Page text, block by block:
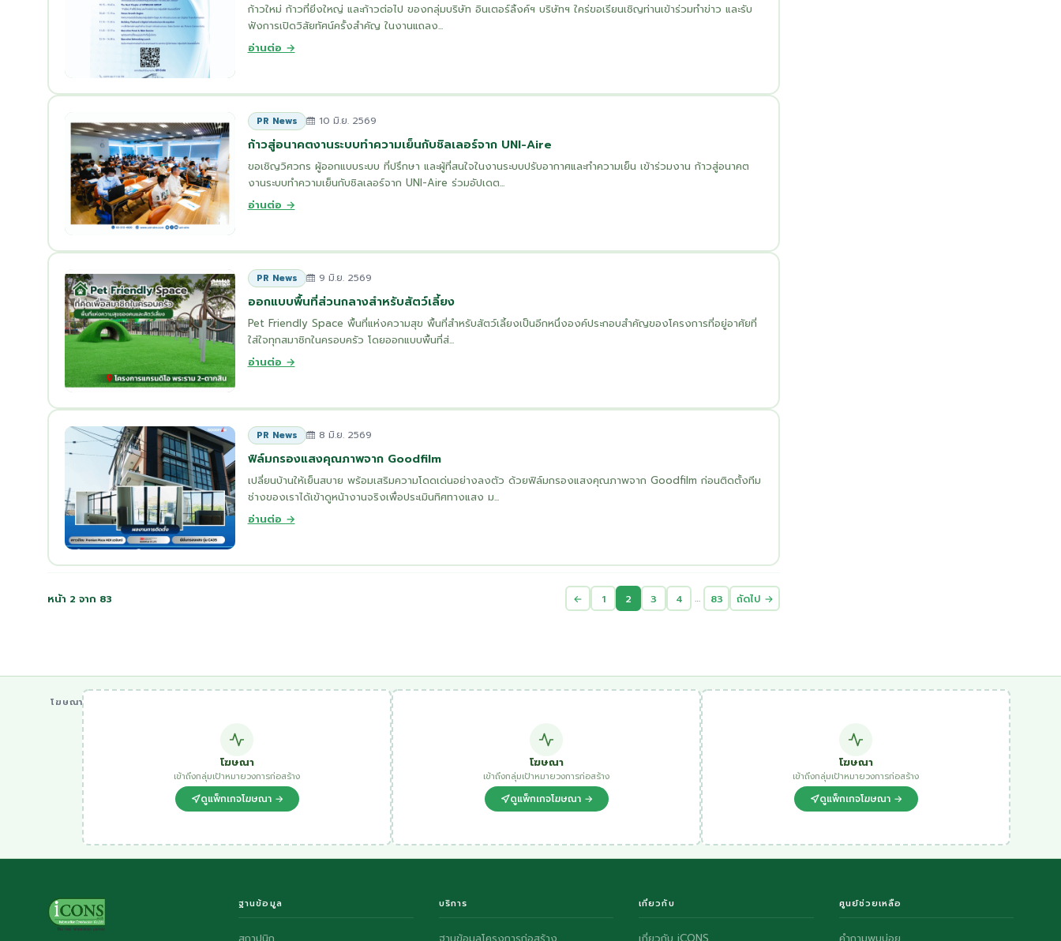
ก้าวใหม่ ก้าวที่ยิ่งใหญ่ และก้าวต่อไป ของกลุ่มบริษัท อินเตอร์ลิ้งค์ฯ บริษัทฯ ใคร่ขอเรียนเชิญท่านเข้าร่วมทำข่าว และรับ
ฟังการเปิดวิสัยทัศน์ครั้งสำคัญ ในงานแถลง...
อ่านต่อ →
PR News 10 มิ.ย. 2569
ก้าวสู่อนาคตงานระบบทำความเย็นกับชิลเลอร์จาก UNI-Aire
ขอเชิญวิศวกร ผู้ออกแบบระบบ ที่ปรึกษา และผู้ที่สนใจในงานระบบปรับอากาศและทำความเย็น เข้าร่วมงาน ก้าวสู่อนาคต
งานระบบทำความเย็นกับชิลเลอร์จาก UNI-Aire ร่วมอัปเดต...
อ่านต่อ →
PR News 9 มิ.ย. 2569
ออกแบบพื้นที่ส่วนกลางสำหรับสัตว์เลี้ยง
Pet Friendly Space พื้นที่แห่งความสุข พื้นที่สำหรับสัตว์เลี้ยงเป็นอีกหนึ่งองค์ประกอบสำคัญของโครงการที่อยู่อาศัยที่
ใส่ใจทุกสมาชิกในครอบครัว โดยออกแบบพื้นที่ส่...
อ่านต่อ →
PR News 8 มิ.ย. 2569
ฟิล์มกรองแสงคุณภาพจาก Goodfilm
เปลี่ยนบ้านให้เย็นสบาย พร้อมเสริมความโดดเด่นอย่างลงตัว ด้วยฟิล์มกรองแสงคุณภาพจาก Goodfilm ก่อนติดตั้งทีม
ช่างของเราได้เข้าดูหน้างานจริงเพื่อประเมินทิศทางแสง ม...
อ่านต่อ →
หน้า 2 จาก 83 ← 1 2 3 4 … 83 ถัดไป →
โฆษณา
โฆษณา
เข้าถึงกลุ่มเป้าหมายวงการก่อสร้าง
ดูแพ็กเกจโฆษณา →
โฆษณา
เข้าถึงกลุ่มเป้าหมายวงการก่อสร้าง
ดูแพ็กเกจโฆษณา →
โฆษณา
เข้าถึงกลุ่มเป้าหมายวงการก่อสร้าง
ดูแพ็กเกจโฆษณา →
ฐานข้อมูล บริการ เกี่ยวกับ ศูนย์ช่วยเหลือ